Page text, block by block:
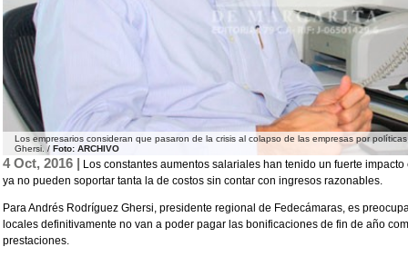
Los empresarios consideran que pasaron de la crisis al colapso de las empresas por
Ghersi. /Foto: ARCHIVO
4 Oct, 2016 | Los constantes aumentos salariales han tenido un fuerte
ya no pueden soportar tanta la de costos sin contar con ingresos razonables.
Para Andrés Rodríguez Ghersi, presidente regional de Fedecámaras, es
locales definitivamente no van a poder pagar las bonificaciones de fin de año
prestaciones.